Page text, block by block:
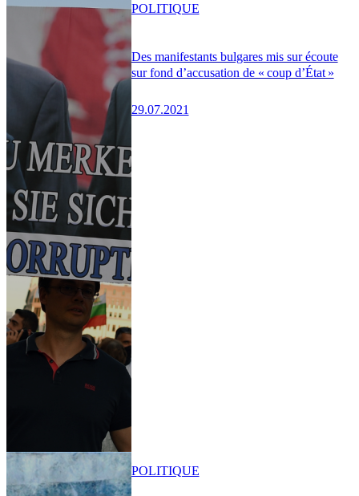
Des manifestants bulgares mis sur écoute
sur fond d’accusation de « coup d’État »
29.07.2021
POLITIQUE
POLITIQUE